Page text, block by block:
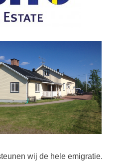
wij de hele emigratie.